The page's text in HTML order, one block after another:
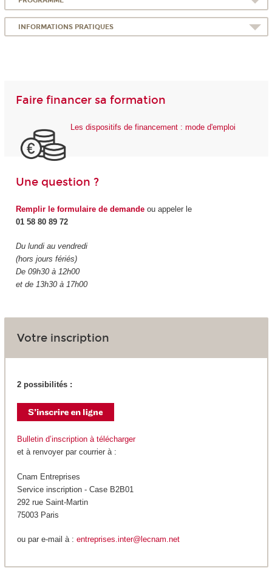
INFORMATIONS PRATIQUES
Faire financer sa formation
Les dispositifs de financement : mode d'emploi
Une question ?
Remplir le formulaire de demandeou appeler le
01 58 80 89 72
Du lundi au vendredi
(hors jours fériés)
De 09h30 à 12h00
et de 13h30 à 17h00
Votre inscription
2 possibilités :
Bulletin d’inscription à télécharger
et à renvoyer par courrier à :
Cnam Entreprises
Service inscription - Case B2B01
292 rue Saint-Martin
75003 Paris
ou par e-mail à : entreprises.inter@lecnam.net